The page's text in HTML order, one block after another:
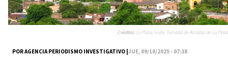
POR AGENCIA PERIODISMO INVESTIGATIVO |JUE, 09/10/2025 - 07:38
Créditos:La Plata, Huila. Tomada de Alcaldía de La Plata